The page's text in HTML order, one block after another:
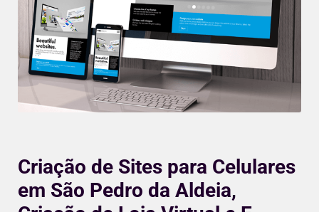
Criação de Sites para Celulares
em São Pedro da Aldeia,